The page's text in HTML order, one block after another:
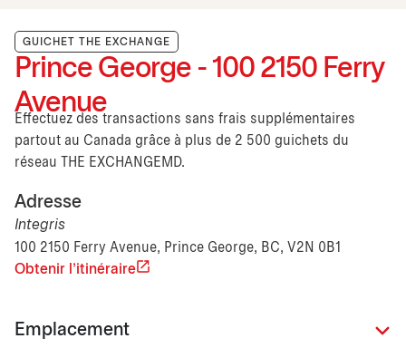
GUICHET THE EXCHANGE
Prince George - 100 2150 Ferry
Avenue
Effectuez des transactions sans frais supplémentaires
partout au Canada grâce à plus de 2 500 guichets du
réseau THE EXCHANGEMD.
Adresse
Integris
100 2150 Ferry Avenue, Prince George, BC, V2N 0B1
Obtenir l'itinéraire
Emplacement